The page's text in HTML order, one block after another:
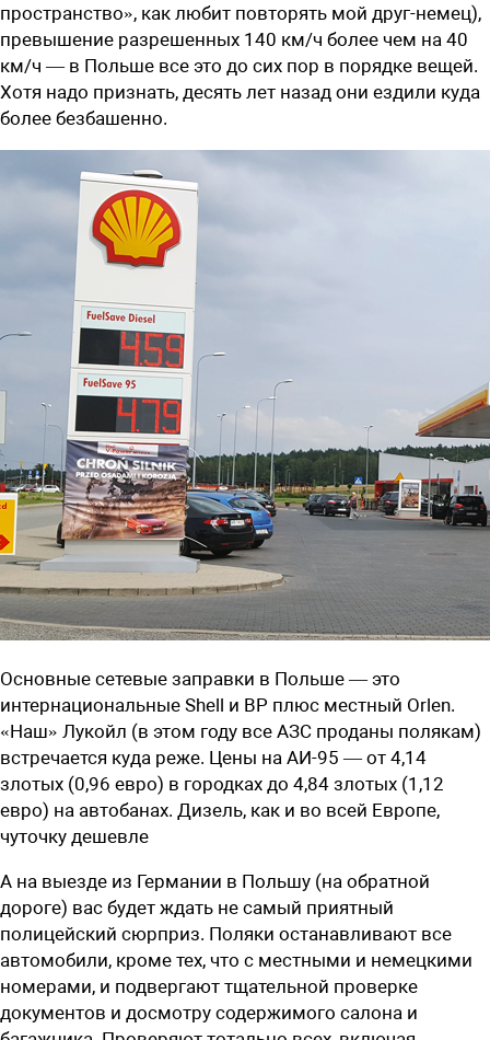
пространство», как любит повторять мой друг-немец),
превышение разрешенных 140 км/ч более чем на 40
км/ч — в Польше все это до сих пор в порядке вещей.
Хотя надо признать, десять лет назад они ездили куда
более безбашенно.
Основные сетевые заправки в Польше — это
интернациональные Shell и BP плюс местный Orlen.
«Наш» Лукойл (в этом году все АЗС проданы полякам)
встречается куда реже. Цены на АИ-95 — от 4,14
злотых (0,96 евро) в городках до 4,84 злотых (1,12
евро) на автобанах. Дизель, как и во всей Европе,
чуточку дешевле
А на выезде из Германии в Польшу (на обратной
дороге) вас будет ждать не самый приятный
полицейский сюрприз. Поляки останавливают все
автомобили, кроме тех, что с местными и немецкими
номерами, и подвергают тщательной проверке
документов и досмотру содержимого салона и